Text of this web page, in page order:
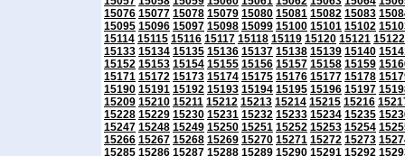
15076 15077 15078 15079 15080 15081 15082 15083
15095 15096 15097 15098 15099 15100 15101 15102
15114 15115 15116 15117 15118 15119 15120 15121 15122
15133 15134 15135 15136 15137 15138 15139 15140
15152 15153 15154 15155 15156 15157 15158 15159
15171 15172 15173 15174 15175 15176 15177 15178
15190 15191 15192 15193 15194 15195 15196 15197
15209 15210 15211 15212 15213 15214 15215 15216
15228 15229 15230 15231 15232 15233 15234 15235
15247 15248 15249 15250 15251 15252 15253 15254
15266 15267 15268 15269 15270 15271 15272 15273
15285 15286 15287 15288 15289 15290 15291 15292